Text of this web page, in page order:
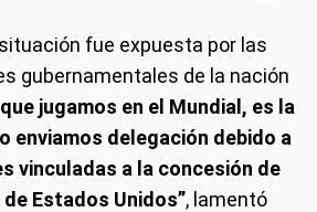
fue expuesta por las
gubernamentales de la nación
jugamos en el Mundial, es la
enviamos delegación debido a
vinculadas a la concesión de
Estados Unidos”, lamentó